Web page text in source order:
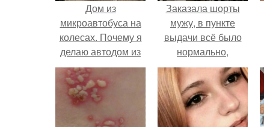
Дом из
микроавтобуса на
колесах. Почему я
делаю автодом из
маленького
микроавтобуса
Заказала шорты
мужу, в пункте
выдачи всё было
нормально,
примерил все
хорошо, ничего не
предвещало беды.